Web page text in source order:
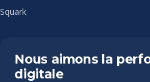
Squark
Nous aimons la
digitale